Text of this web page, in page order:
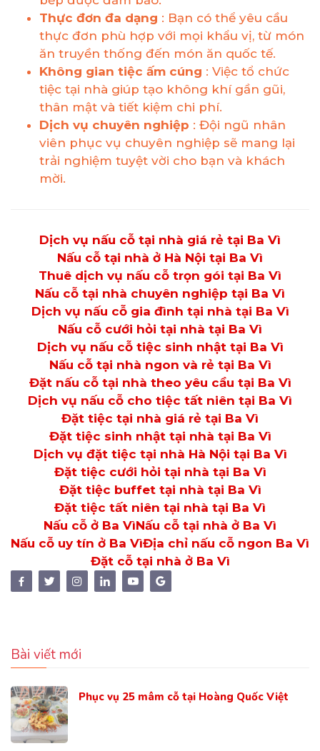
Thực đơn đa dạng : Bạn có thể yêu cầu
thực đơn phù hợp với mọi khẩu vị, từ món
ăn truyền thống đến món ăn quốc tế.
Không gian tiệc ấm cúng : Việc tổ chức
tiệc tại nhà giúp tạo không khí gần gũi,
thân mật và tiết kiệm chi phí.
Dịch vụ chuyên nghiệp : Đội ngũ nhân
viên phục vụ chuyên nghiệp sẽ mang lại
trải nghiệm tuyệt vời cho bạn và khách
mời.
Dịch vụ nấu cỗ tại nhà giá rẻ tại Ba Vì
Nấu cỗ tại nhà ở Hà Nội tại Ba Vì
Thuê dịch vụ nấu cỗ trọn gói tại Ba Vì
Nấu cỗ tại nhà chuyên nghiệp tại Ba Vì
Dịch vụ nấu cỗ gia đình tại nhà tại Ba Vì
Nấu cỗ cưới hỏi tại nhà tại Ba Vì
Dịch vụ nấu cỗ tiệc sinh nhật tại Ba Vì
Nấu cỗ tại nhà ngon và rẻ tại Ba Vì
Đặt nấu cỗ tại nhà theo yêu cầu tại Ba Vì
Dịch vụ nấu cỗ cho tiệc tất niên tại Ba Vì
Đặt tiệc tại nhà giá rẻ tại Ba Vì
Đặt tiệc sinh nhật tại nhà tại Ba Vì
Dịch vụ đặt tiệc tại nhà Hà Nội tại Ba Vì
Đặt tiệc cưới hỏi tại nhà tại Ba Vì
Đặt tiệc buffet tại nhà tại Ba Vì
Đặt tiệc tất niên tại nhà tại Ba Vì
Nấu cỗ ở Ba VìNấu cỗ tại nhà ở Ba Vì
Nấu cỗ uy tín ở Ba VìĐịa chỉ nấu cỗ ngon Ba Vì
Đặt cỗ tại nhà ở Ba Vì
Bài viết mới
Phục vụ 25 mâm cỗ tại Hoàng Quốc Việt